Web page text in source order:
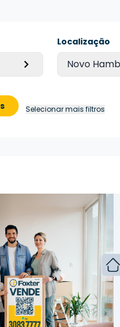
Localização
Novo
Selecionar mais filtros